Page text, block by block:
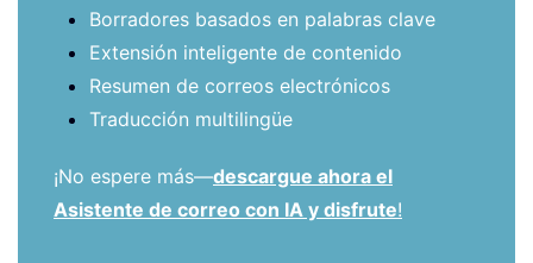
Borradores basados en palabras clave
Extensión inteligente de contenido
Resumen de correos electrónicos
Traducción multilingüe
¡No espere más—descargue ahora el
Asistente de correo con IA y disfrute!